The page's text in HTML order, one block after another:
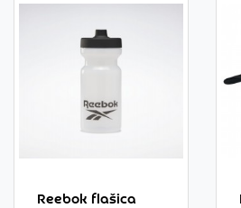
Reebok flašica